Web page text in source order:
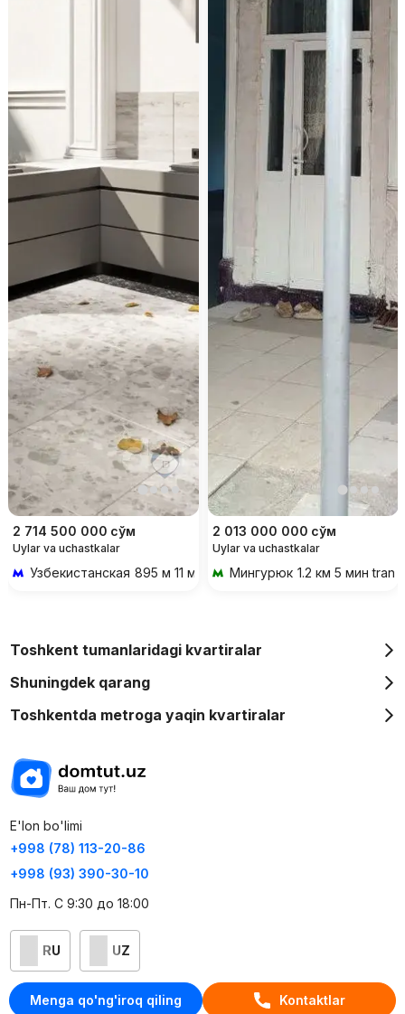
Menga qo'ng'iroq qiling Kontaktlar
2 714 500 000 сўм
Uylar va uchastkalar
Узбекистанская 895 м 11 мин piyoda
2 013 000 000 сўм
Uylar va uchastkalar
Мингурюк 1.2 км 5 мин
Toshkent tumanlaridagi kvartiralar
Shuningdek qarang
Toshkentda metroga yaqin kvartiralar
E'lon bo'limi
+998 (78) 113-20-86
+998 (93) 390-30-10
Пн-Пт. С 9:30 до 18:00
RU UZ
Kontaktlar